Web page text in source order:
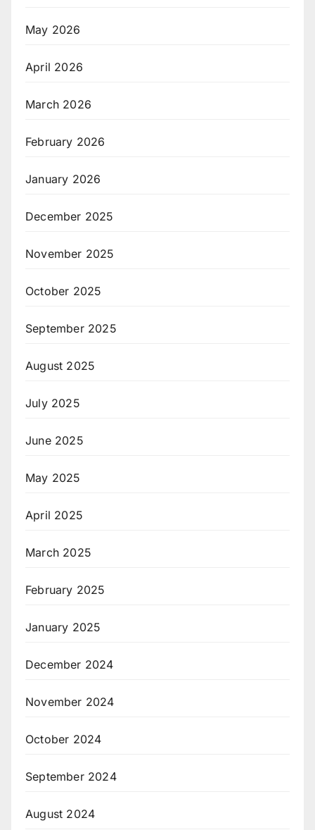
May 2026
April 2026
March 2026
February 2026
January 2026
December 2025
November 2025
October 2025
September 2025
August 2025
July 2025
June 2025
May 2025
April 2025
March 2025
February 2025
January 2025
December 2024
November 2024
October 2024
September 2024
August 2024